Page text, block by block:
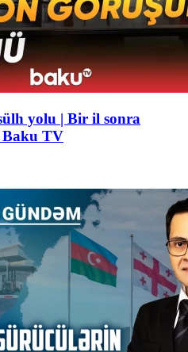
yolu | Bir il sonra
Baku TV